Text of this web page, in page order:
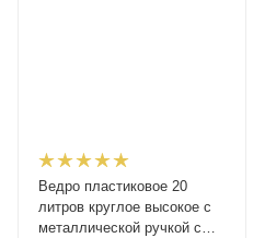
Ведро пластиковое 20
литров круглое высокое с
металлической ручкой с